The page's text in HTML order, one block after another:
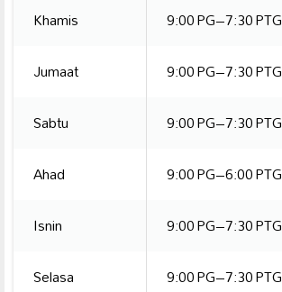
Khamis
9:00 PG–7:30 PTG
Jumaat
9:00 PG–7:30 PTG
Sabtu
9:00 PG–7:30 PTG
Ahad
9:00 PG–6:00 PTG
Isnin
9:00 PG–7:30 PTG
Selasa
9:00 PG–7:30 PTG